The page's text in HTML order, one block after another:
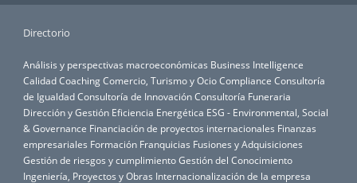
Directorio
Análisis y perspectivas macroeconómicas Business Intelligence
CalidadCoachingComercio, Turismo y OcioCompliance Consultoría
de IgualdadConsultoría de InnovaciónConsultoría Funeraria
Dirección y Gestión Eficiencia Energética ESG - Environmental, Social
& Governance Financiación de proyectos internacionales Finanzas
empresariales Formación Franquicias Fusiones y Adquisiciones
Gestión de riesgos y cumplimientoGestión del Conocimiento
Ingeniería, Proyectos y Obras Internacionalización de la empresa